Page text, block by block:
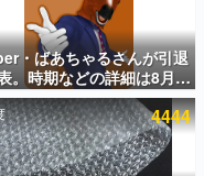
に製作時のエピソードをお
ム）とは何か？を探ってい
『赫本』は、〈試験問題〉
す。
・ばあちゃるさんが引退
。時期などの詳細は8月9
からの配信で説明
4444